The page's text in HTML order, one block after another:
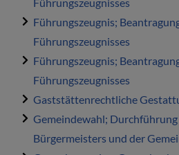
Führungszeugnis;
Führungszeugnisses
Führungszeugnis;
Führungszeugnisses
Gaststättenrechtliche
Gemeindewahl;
Bürgermeisters und der